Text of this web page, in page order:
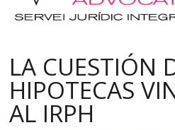
LA CUESTIÓN
HIPOTECAS
AL IRPH